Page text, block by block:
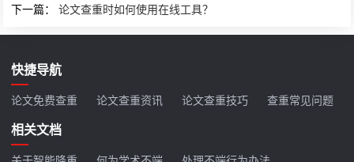
下一篇：论文查重时如何使用在线工具？
快捷导航
论文免费查重 论文查重资讯 论文查重技巧 查重常见问题
相关文档